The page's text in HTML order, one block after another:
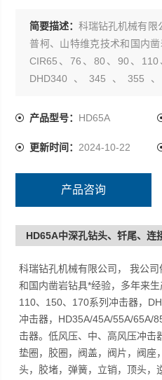
简要描述：科瑞钻孔机械有限
普柯、山特维克技术和国内凿
CIR65、76、80、90、110
DHD340、345、355
器。低风压、中、高风压冲
产品型号： HD65A
更新时间： 2024-10-22
产品咨询
HD65A中深孔钻头、钎尾、连
科瑞钻孔机械有限公司， 我公
和国内凿岩钻具*经验，多年来
110、150、170系列冲击器，
冲击器，HD35A/45A/55A/65A/
击器。低风压、中、高风压冲击
垫圈，胶圈，阀盖，阀片，阀座
头，胶堵，弹簧，立销，顶头，